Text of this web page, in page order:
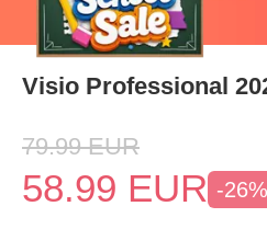
Visio Professional
79.99 EUR
58.99 EUR -26%